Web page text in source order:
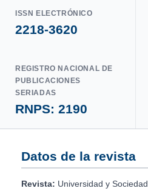
ISSN ELECTRÓNICO
2218-3620
REGISTRO NACIONAL DE
PUBLICACIONES
SERIADAS
RNPS: 2190
Datos de la revista
Revista: Universidad y Sociedad